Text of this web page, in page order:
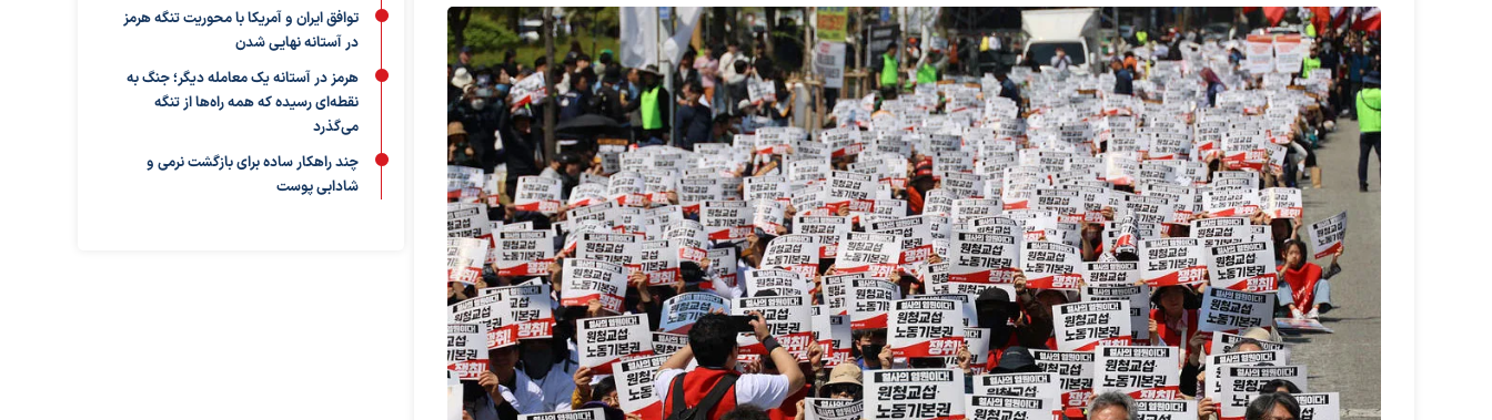
توافق ایران و آمریکا با محوریت تنگه هرمز
در آستانه نهایی شدن
هرمز در آستانه یک معامله دیگر؛ جنگ به
نقطه‌ای رسیده که همه راه‌ها از تنگه
می‌گذرد
چند راهکار ساده برای بازگشت نرمی و
شادابی پوست